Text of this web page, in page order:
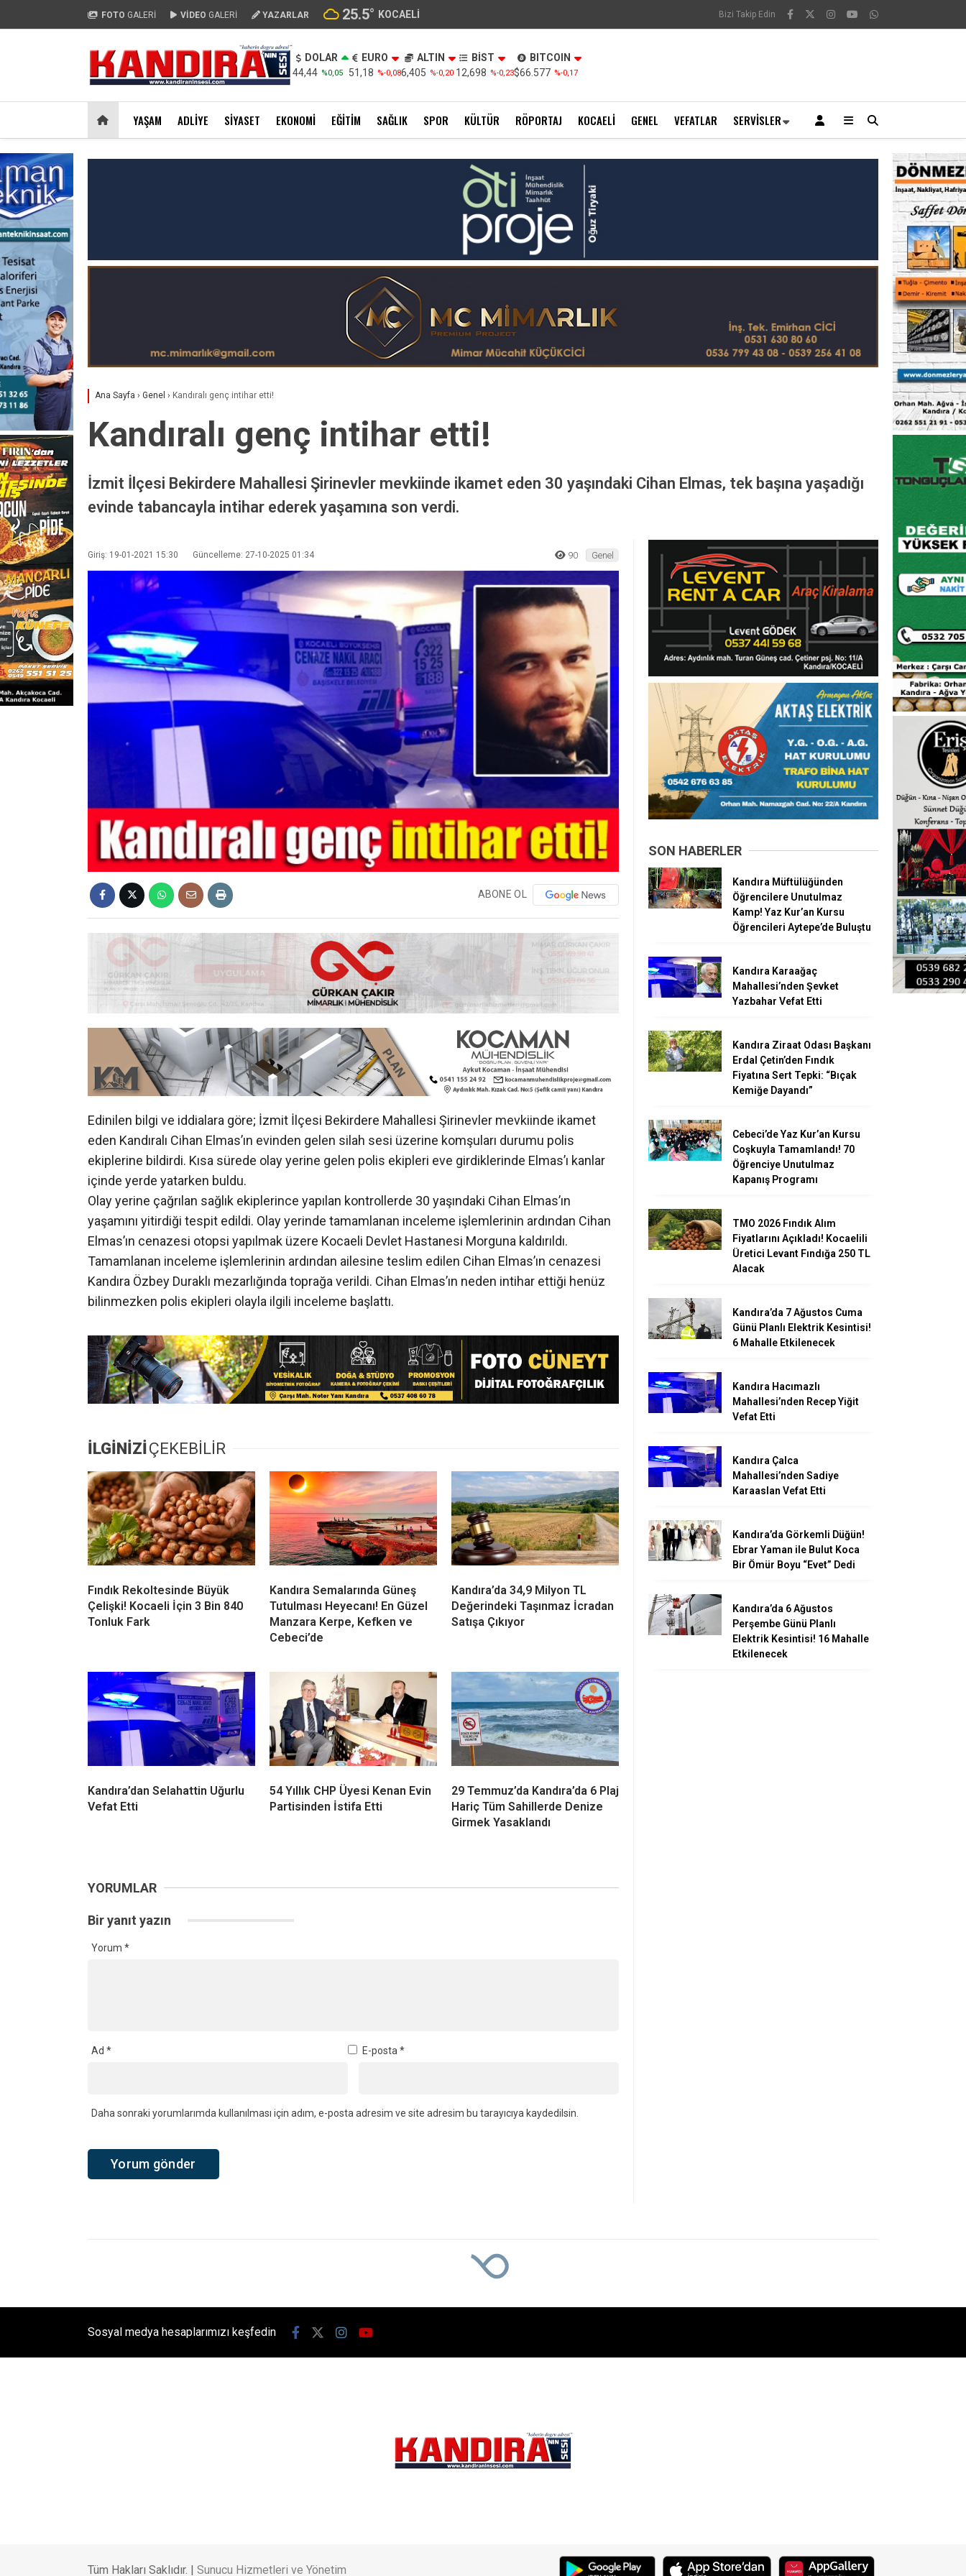
FOTO GALERİ VİDEO GALERİ YAZARLAR 25.5° KOCAELI Bizi Takip Edin
DOLAR
44,44 %0,05
EURO
51,18 %-0,08
ALTIN
6,405 %-0,20
BİST
12,698 %-0,23
BITCOIN
$66.577 %-0,17
YAŞAM ADLIYE SIYASET EKONOMI EĞITIM SAĞLIK SPOR KÜLTÜR RÖPORTAJ KOCAELI GENEL VEFATLAR SERVISLER
Ana Sayfa › Genel › Kandıralı genç intihar etti!
Kandıralı genç intihar etti!
İzmit İlçesi Bekirdere Mahallesi Şirinevler mevkiinde ikamet eden 30 yaşındaki Cihan Elmas, tek başına yaşadığı
evinde tabancayla intihar ederek yaşamına son verdi.
Giriş: 19-01-2021 15:30 Güncelleme: 27-10-2025 01:34 90 Genel
ABONE OL
Edinilen bilgi ve iddialara göre; İzmit İlçesi Bekirdere Mahallesi Şirinevler mevkiinde ikamet
eden Kandıralı Cihan Elmas’ın evinden gelen silah sesi üzerine komşuları durumu polis
ekiplerine bildirdi. Kısa sürede olay yerine gelen polis ekipleri eve girdiklerinde Elmas’ı kanlar
içinde yerde yatarken buldu.
Olay yerine çağrılan sağlık ekiplerince yapılan kontrollerde 30 yaşındaki Cihan Elmas’ın
yaşamını yitirdiği tespit edildi. Olay yerinde tamamlanan inceleme işlemlerinin ardından Cihan
Elmas’ın cenazesi otopsi yapılmak üzere Kocaeli Devlet Hastanesi Morguna kaldırıldı.
Tamamlanan inceleme işlemlerinin ardından ailesine teslim edilen Cihan Elmas’ın cenazesi
Kandıra Özbey Duraklı mezarlığında toprağa verildi. Cihan Elmas’ın neden intihar ettiği henüz
bilinmezken polis ekipleri olayla ilgili inceleme başlattı.
ÇEKEBİLİR
Fındık Rekoltesinde Büyük
Çelişki! Kocaeli İçin 3 Bin 840
Tonluk Fark
Tutulması Heyecanı! En Güzel
Manzara Kerpe, Kefken ve
Cebeci’de
Değerindeki Taşınmaz İcradan
Satışa Çıkıyor
Vefat Etti
Partisinden İstifa Etti
Hariç Tüm Sahillerde Denize
Girmek Yasaklandı
YORUMLAR
Bir yanıt yazın
Yorum*
Ad
SON HABERLER
Kandıra Müftülüğünden
Öğrencilere Unutulmaz
Kamp! Yaz Kur’an Kursu
Öğrencileri Aytepe’de Buluştu
Kandıra Karaağaç
Mahallesi’nden Şevket
Yazbahar Vefat Etti
Kandıra Ziraat Odası Başkanı
Erdal Çetin’den Fındık
Fiyatına Sert Tepki: “Bıçak
Kemiğe Dayandı”
Cebeci’de Yaz Kur’an Kursu
Coşkuyla Tamamlandı! 70
Öğrenciye Unutulmaz
Kapanış Programı
TMO 2026 Fındık Alım
Fiyatlarını Açıkladı! Kocaelili
Üretici Levant Fındığa 250 TL
Alacak
Kandıra’da 7 Ağustos Cuma
Günü Planlı Elektrik Kesintisi!
6 Mahalle Etkilenecek
Kandıra Hacımazlı
Mahallesi’nden Recep Yiğit
Vefat Etti
Kandıra Çalca
Mahallesi’nden Sadiye
Karaaslan Vefat Etti
Kandıra’da Görkemli Düğün!
Ebrar Yaman ile Bulut Koca
Bir Ömür Boyu “Evet” Dedi
Kandıra’da 6 Ağustos
Perşembe Günü Planlı
Elektrik Kesintisi! 16 Mahalle
Etkilenecek
Kandıra Semalarında Güneş Tutulması Heyecanı!
Gökyüzü meraklılarının heyecanla beklediği 12 Ağustos 2026 Çarşamba günü gerçekleşecek parçalı Güneş
tutulması, Kandıra’dan da izlenebilecek. Gün batımına yakın saatlerde yaşanacak doğa olayı, özellikle Karadeniz
kıyılarında unutulmaz görüntüler oluşturacak.